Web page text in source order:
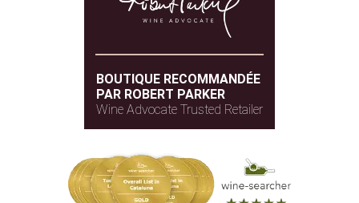
BOUTIQUE RECOMMANDÉE
PAR ROBERT PARKER
Wine Advocate Trusted Retailer